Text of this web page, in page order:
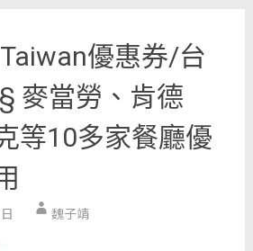
優惠券/台
麥當勞、肯德
等10多家餐廳優
魏子靖